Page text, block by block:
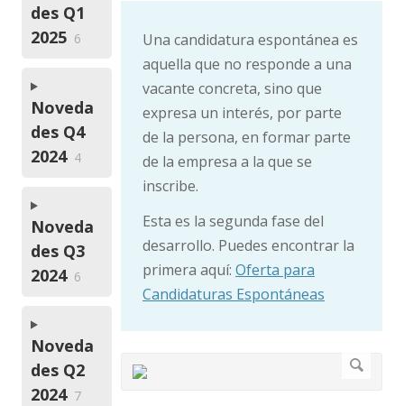
Una candidatura espontánea es
aquella que no responde a una
vacante concreta, sino que
expresa un interés, por parte
de la persona, en formar parte
de la empresa a la que se
inscribe.
Esta es la segunda fase del
desarrollo. Puedes encontrar la
primera aquí: Oferta para
Candidaturas Espontáneas
des Q1
2025 6
Noveda
des Q4
2024 4
Noveda
des Q3
2024 6
Noveda
des Q2
2024 7